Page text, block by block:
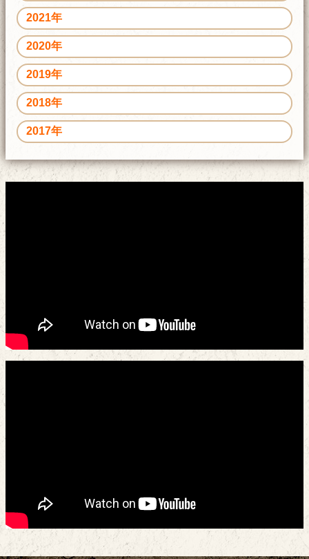
2021年
2020年
2019年
2018年
2017年